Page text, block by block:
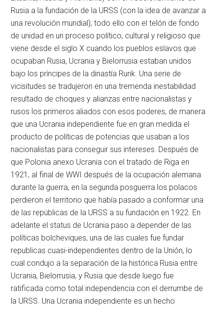
Rusia a la fundación de la URSS (con la idea de avanzar a
una revolución mundial); todo ello con el telón de fondo
de unidad en un proceso político, cultural y religioso que
viene desde el siglo X cuando los pueblos eslavos que
ocupaban Rusia, Ucrania y Bielorrusia estaban unidos
bajo los príncipes de la dinastía Rurik. Una serie de
vicisitudes se tradujeron en una tremenda inestabilidad
resultado de choques y alianzas entre nacionalistas y
rusos los primeros aliados con esos poderes, de manera
que una Ucrania independiente fue en gran medida el
producto de políticas de potencias que usaban a los
nacionalistas para conseguir sus intereses. Después de
que Polonia anexo Ucrania con el tratado de Riga en
1921, al final de WWI después de la ocupación alemana
durante la guerra, en la segunda posguerra los polacos
perdieron el territorio que había pasado a conformar una
de las repúblicas de la URSS a su fundación en 1922. En
adelante el status de Ucrania paso a depender de las
políticas bolcheviques, una de las cuales fue fundar
republicas cuasi-independientes dentro de la Unión, lo
cual condujo a la separación de la histórica Rusia entre
Ucrania, Bielorrusia, y Rusia que desde luego fue
ratificada como total independencia con el derrumbe de
la URSS. Una Ucrania independiente es un hecho